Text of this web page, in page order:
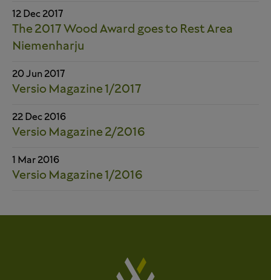
12 Dec 2017
The 2017 Wood Award goes to Rest Area
Niemenharju
20 Jun 2017
Versio Magazine 1/2017
22 Dec 2016
Versio Magazine 2/2016
1 Mar 2016
Versio Magazine 1/2016